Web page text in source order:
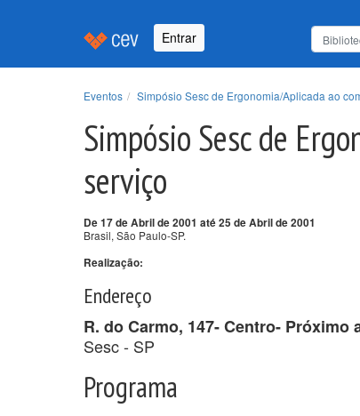
Entrar
Eventos Simpósio Sesc de Ergonomia/Aplicada ao
Simpósio Sesc de
serviço
De 17 de Abril de 2001 até 25 de Abril de 2001
Brasil, São Paulo-SP.
Realização:
Endereço
R. do Carmo, 147- Centro- Próximo
Sesc - SP
Programa